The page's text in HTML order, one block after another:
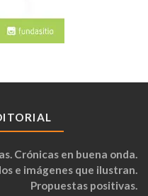
Crónicas en buena onda.
e imágenes que ilustran.
Propuestas positivas.